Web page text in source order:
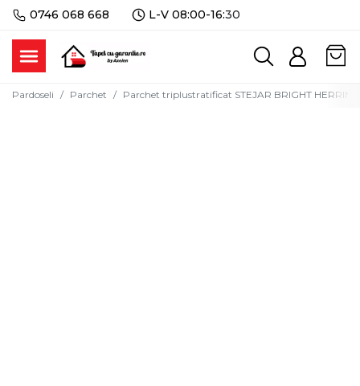
0746 068 668 L-V 08:00-16:30
Pardoseli Parchet Parchet triplustratificat STEJAR BRIGHT